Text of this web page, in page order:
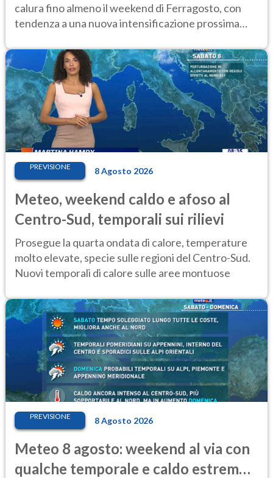
calura fino almeno il weekend di Ferragosto, con
tendenza a una nuova intensificazione prossima
PREVISIONE 8 Agosto 2026
Meteo, weekend caldo e afoso al
Centro-Sud, temporali sui rilievi
Prosegue la quarta ondata di calore, temperature
molto elevate, specie sulle regioni del Centro-Sud.
Nuovi temporali di calore sulle aree montuose
PREVISIONE 8 Agosto 2026
Meteo 8 agosto: weekend al via con
qualche temporale e caldo estremo